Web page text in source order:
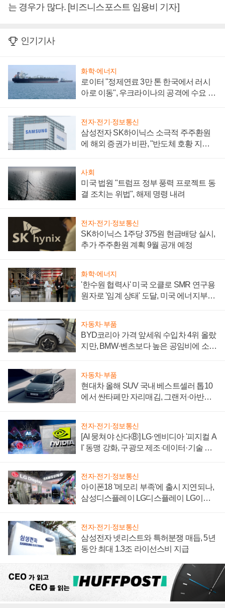
는 경우가 많다. [비즈니스포스트 임용비 기자]
인기기사
화학·에너지
로이터 "정제연료 3만 톤 한국에서 러시
아로 이동", 우크라이나의 공격에 수요 늘
전자·전기·정보통신
삼성전자 SK하이닉스 소극적 주주환원
에 해외 증권가 비판, "반도체 호황 지속
사회
미국 법원 "트럼프 정부 풍력 프로젝트 동
결 조치는 위법", 해제 명령 내려
전자·전기·정보통신
SK하이닉스 1주당 375원 현금배당 실시,
추가 주주환원 계획 9월 공개 예정
화학·에너지
'한수원 협력사' 미국 오클로 SMR 연구용
원자로 '임계 상태' 도달, 미국 에너지부
자동차·부품
BYD코리아 가격 앞세워 수입차 4위 올랐
지만, BMW·벤츠보다 높은 공임비에 소비
자동차·부품
현대차 올해 SUV 국내 베스트셀러 톱10
에서 싼타페만 자리매김, 그랜저·아반떼
전자·전기·정보통신
[AI 뭉쳐야 산다⑧] LG·엔비디아 '피지컬 A
I' 동맹 강화, 구광모 제조·데이터·기술 결
전자·전기·정보통신
아이폰18 '메모리 부족'에 출시 지연되나,
삼성디스플레이 LG디스플레이 LG이노
전자·전기·정보통신
삼성전자 넷리스트와 특허분쟁 매듭, 5년
동안 최대 1.3조 라이선스비 지급